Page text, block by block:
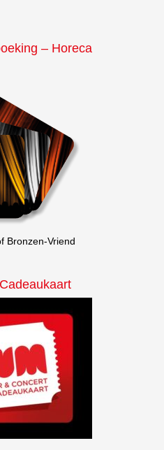
– Horeca
Bronzen-Vriend